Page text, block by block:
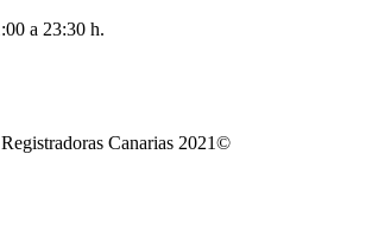
a 23:30 h.
Canarias 2021©